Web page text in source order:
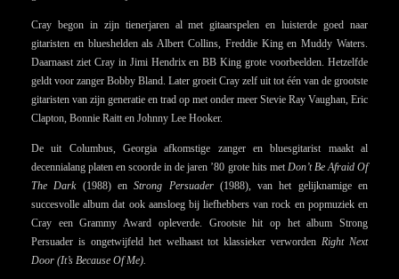
Cray begon in zijn tienerjaren al met gitaarspelen en luisterde goed naar
gitaristen en blueshelden als Albert Collins, Freddie King en Muddy Waters.
Daarnaast ziet Cray in Jimi Hendrix en BB King grote voorbeelden. Hetzelfde
geldt voor zanger Bobby Bland. Later groeit Cray zelf uit tot één van de grootste
gitaristen van zijn generatie en trad op met onder meer Stevie Ray Vaughan, Eric
Clapton, Bonnie Raitt en Johnny Lee Hooker.
De uit Columbus, Georgia afkomstige zanger en bluesgitarist maakt al
decennialang platen en scoorde in de jaren ’80 grote hits met Don’t Be Afraid Of
The Dark(1988) enStrong Persuader(1988), van het gelijknamige en
succesvolle album dat ook aansloeg bij liefhebbers van rock en popmuziek en
Cray een Grammy Award opleverde. Grootste hit op het album Strong
Persuader is ongetwijfeld het welhaast tot klassieker verworden Right Next
Door (It’s Because Of Me).